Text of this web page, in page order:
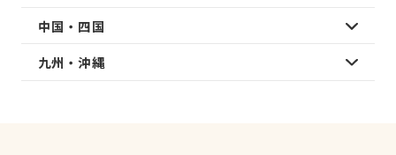
中国・四国
九州・沖縄